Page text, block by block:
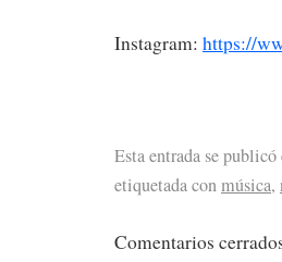
Instagram: https://
Esta entrada se publicó
etiquetada conmúsica,
Comentarios